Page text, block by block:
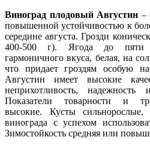
Виноград плодовый Августин –
повышенной устойчивостью к
середине августа. Грозди
400-500 г). Ягода до пяти
гармоничного вкуса, белая, на
что придает гроздям особую
Августин имеет высокие
неприхотливость,
Показатели товарности и
высокие. Кусты сильнорослые,
винограда с успехом
Зимостойкость средняя или